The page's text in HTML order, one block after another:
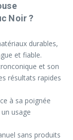
Noir ?
durables,
et fiable.
et son
résultats rapides
à sa poignée
usage
sans produits